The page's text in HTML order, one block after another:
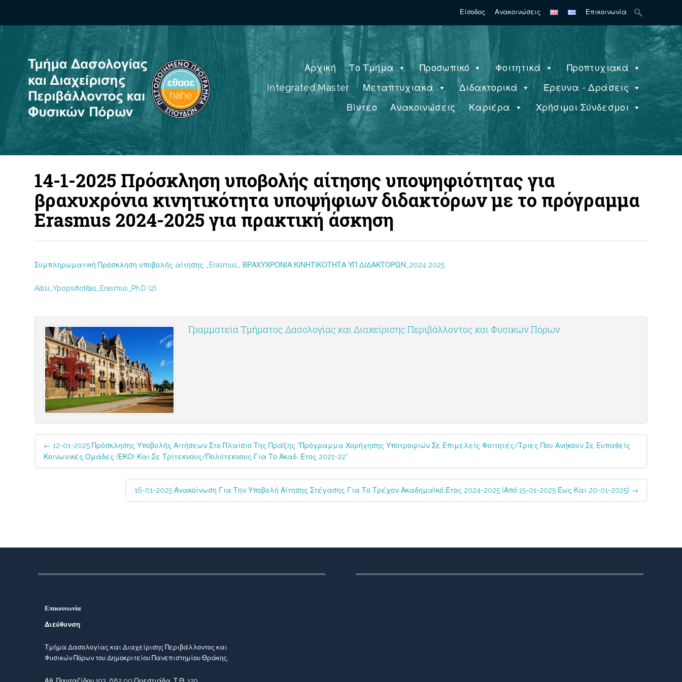
Είσοδος Ανακοινώσεις Επικοινωνία
Search
for:
Αρχική Το Τμήμα Προσωπικό Φοιτητικά
Προπτυχιακά
Integrated Master
Μεταπτυχιακά Διδακτορικά
Έρευνα - Δράσεις
Βίντεο
Ανακοινώσεις Καριέρα Χρήσιμοι Σύνδεσμοι
14-1-2025 Πρόσκληση υποβολής αίτησης υποψηφιότητας για
βραχυχρόνια κινητικότητα υποψήφιων διδακτόρων με το πρόγραμμα
Erasmus 2024-2025 για πρακτική άσκηση
Συμπληρωματική Πρόσκληση υποβολής αίτησης _Erasmus_ ΒΡΑΧΥΧΡΟΝΙΑ ΚΙΝΗΤΙΚΟΤΗΤΑ ΥΠ ΔΙΔΑΚΤΟΡΩΝ_2024 2025
Aitisi_Ypopsifiotitas_Erasmus_Ph.D (2)
Γραμματεία Τμήματος Δασολογίας και Διαχείρισης Περιβάλλοντος και Φυσικών Πόρων
Post
navigation
← 12-01-2025 Πρόσκλησης Υποβολής Αιτήσεων Στο Πλαίσιο Της Πράξης “Πρόγραμμα Χορήγησης Υποτροφιών Σε Επιμελείς Φοιτητές/τριες Που Ανήκουν Σε Ευπαθείς
Κοινωνικές Ομάδες (ΕΚΟ) Και Σε Τρίτεκνους/πολύτεκνους Για Το Ακαδ. Έτος 2021-22”
16-01-2025 Ανακοίνωση Για Την Υποβολή Αίτησης Στέγασης Για Το Τρέχον Ακαδημαϊκό Έτος 2024-2025 (από 15-01-2025 Έως Και 20-01-2025) →
Επικοινωνία
Διεύθυνση:
Τμήμα Δασολογίας και Διαχείρισης Περιβάλλοντος και
Φυσικών Πόρων του Δημοκριτείου Πανεπιστημίου Θράκης,